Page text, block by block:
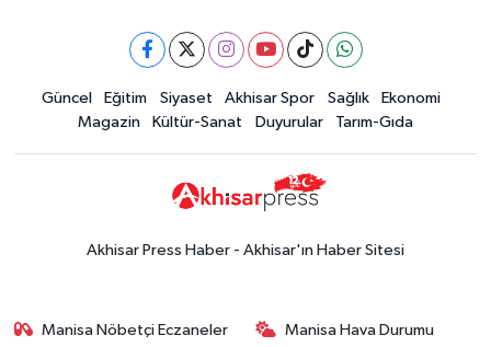
Güncel Eğitim Siyaset Akhisar Spor Sağlık
Ekonomi
Magazin
Kültür-Sanat Duyurular Tarım-Gıda
Akhisar Press Haber - Akhisar'ın Haber Sitesi
Manisa Nöbetçi Eczaneler Manisa Hava Durumu